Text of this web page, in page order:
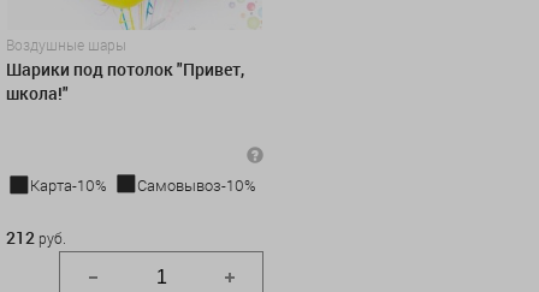
Воздушные шары
Шарики под потолок "Привет,
школа!"
Карта-10%
Самовывоз-10%
212 руб.